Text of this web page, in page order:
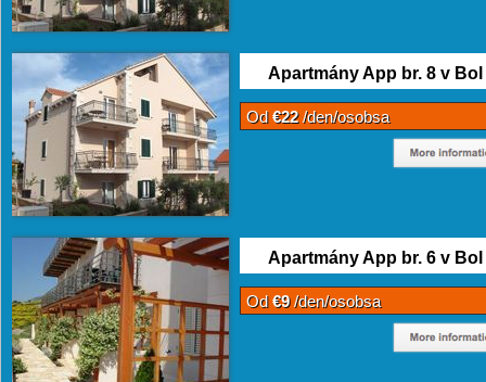
Apartmány App br. 8 v Bol
Od€22/den/osobsa
Apartmány App br. 6 v Bol
Od€9/den/osobsa